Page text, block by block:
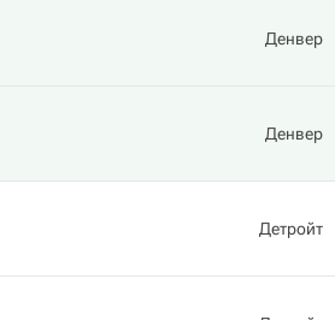
Денвер
Денвер
Детройт